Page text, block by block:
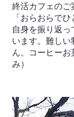
終活カフェの
「おらおらで
自身を振り返
います。難し
ん。コーヒーお
み）